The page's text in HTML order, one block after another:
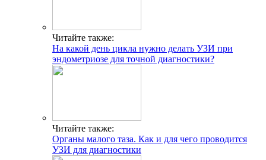
Читайте также:
На какой день цикла нужно делать УЗИ при
эндометриозе для точной диагностики?
Читайте также:
Органы малого таза. Как и для чего проводится
УЗИ для диагностики